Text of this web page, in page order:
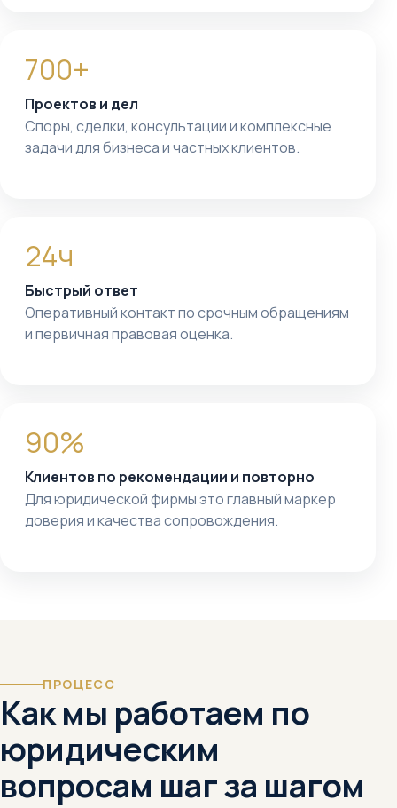
700+
Проектов и дел
Споры, сделки, консультации и комплексные
задачи для бизнеса и частных клиентов.
24ч
Быстрый ответ
Оперативный контакт по срочным обращениям
и первичная правовая оценка.
90%
Клиентов по рекомендации и повторно
Для юридической фирмы это главный маркер
доверия и качества сопровождения.
ПРОЦЕСС
Как мы работаем по
юридическим
вопросам шаг за шагом